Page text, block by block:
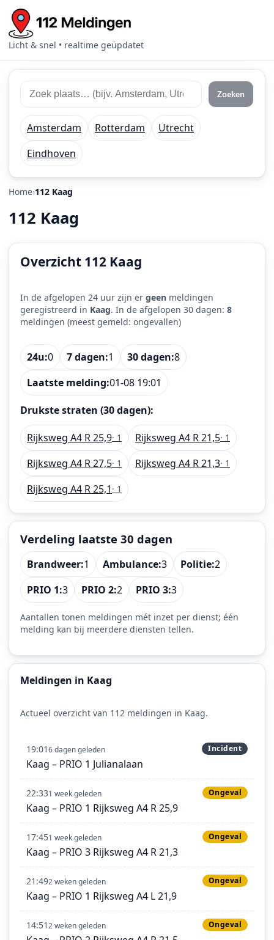
Licht & snel • realtime geüpdatet
Zoek
112
meldingen
Zoek
plaats
of
regio
Zoeken
Amsterdam Rotterdam
Utrecht
Eindhoven
Home 112 Kaag
112 Kaag
Overzicht 112 Kaag
In de afgelopen 24 uur zijn er geen meldingen
geregistreerd in Kaag. In de afgelopen 30 dagen: 8
meldingen (meest gemeld: ongevallen)
24u:0 7 dagen:1 30 dagen:8
Laatste melding:01-08 19:01
Drukste straten (30 dagen):
Rijksweg A4 R 25,9· 1 Rijksweg A4 R 21,5· 1
Rijksweg A4 R 27,5· 1 Rijksweg A4 R 21,3· 1
Rijksweg A4 R 25,1 · 1
Verdeling laatste 30 dagen
Brandweer:1 Ambulance:3 Politie:2
PRIO 1:3 PRIO 2:2 PRIO 3:3
Aantallen tonen meldingen mét inzet per dienst; één
melding kan bij meerdere diensten tellen.
Meldingen in Kaag
Actueel overzicht van 112 meldingen in Kaag.
19:016 dagen geleden Incident
Kaag – PRIO 1 Julianalaan
22:331 week geleden Ongeval
Kaag – PRIO 1 Rijksweg A4 R 25,9
17:451 week geleden Ongeval
Kaag – PRIO 3 Rijksweg A4 R 21,3
21:492 weken geleden Ongeval
Kaag – PRIO 1 Rijksweg A4 L 21,9
14:512 weken geleden Ongeval